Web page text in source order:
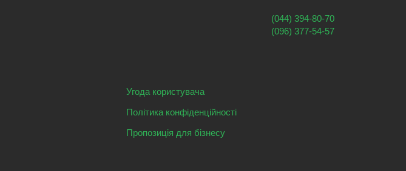
(044) 394-80-70
(096) 377-54-57
Угода користувача
Політика конфіденційності
Пропозиція для бізнесу